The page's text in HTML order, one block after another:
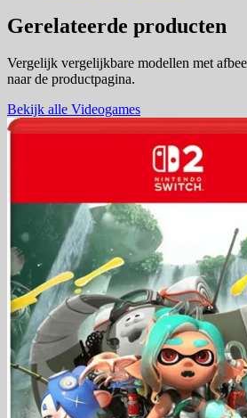
Gerelateerde producten
Vergelijk vergelijkbare modellen met
naar de productpagina.
Bekijk alle Videogames